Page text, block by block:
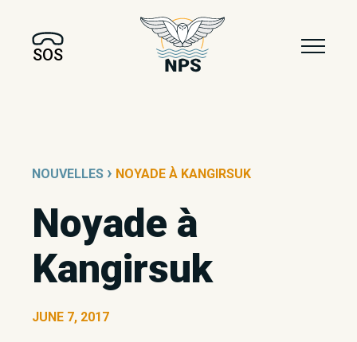
SOS
NOUVELLES › NOYADE À KANGIRSUK
Noyade à
Kangirsuk
JUNE 7, 2017